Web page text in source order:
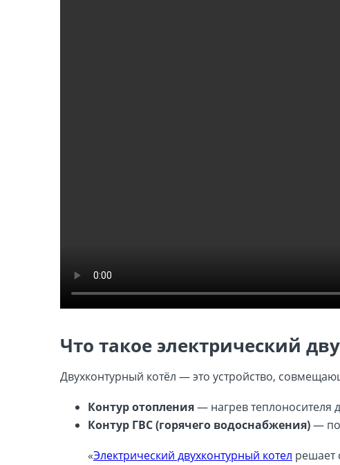
Что такое электрический
Двухконтурный котёл — это устройство,
Контур отопления— нагрев теплоносителя
Контур ГВС (горячего водоснабжения)—
«Электрический двухконтурный котел решает